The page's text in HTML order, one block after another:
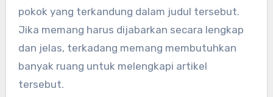
pokok yang terkandung dalam judul tersebut.
Jika memang harus dijabarkan secara lengkap
dan jelas, terkadang memang membutuhkan
banyak ruang untuk melengkapi artikel
tersebut.